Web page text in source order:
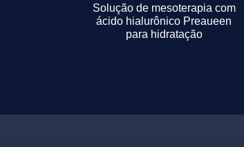
Solução de mesoterapia com
ácido hialurônico Preaueen
para hidratação